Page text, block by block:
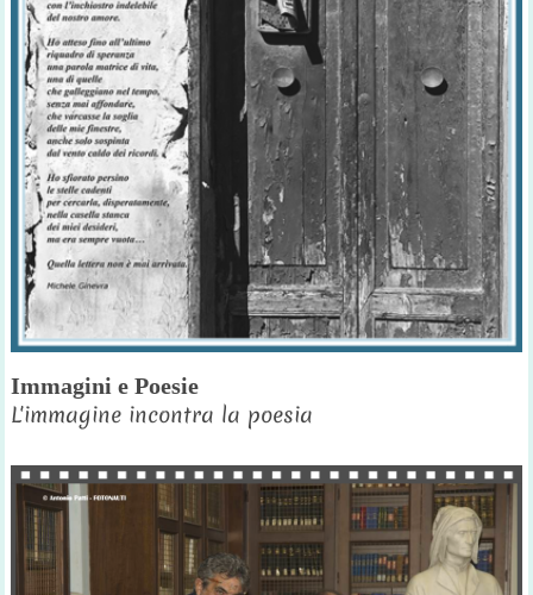
Immagini e Poesie
L'immagine incontra la poesia